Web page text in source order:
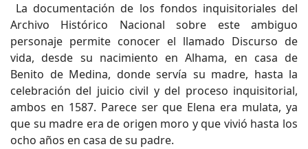
La documentación de los fondos inquisitoriales del
Archivo Histórico Nacional sobre este ambiguo
personaje permite conocer el llamado Discurso de
vida, desde su nacimiento en Alhama, en casa de
Benito de Medina, donde servía su madre, hasta la
celebración del juicio civil y del proceso inquisitorial,
ambos en 1587. Parece ser que Elena era mulata, ya
que su madre era de origen moro y que vivió hasta los
ocho años en casa de su padre.